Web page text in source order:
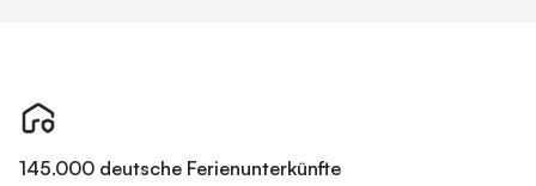
145.000 deutsche Ferienunterkünfte